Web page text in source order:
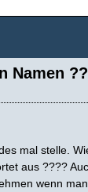
Namen
mal stelle.
aus ????
wenn